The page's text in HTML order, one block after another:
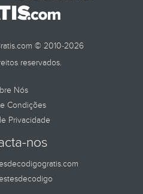
© 2010-2026
reservados.
Nós
Condições
Privacidade
nos